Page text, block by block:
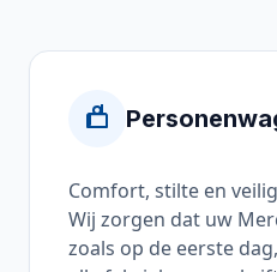
Comfort, stilte en
Wij zorgen dat uw
zoals op de eerste